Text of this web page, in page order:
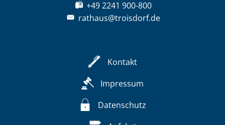
+49 2241 900-800
rathaus@troisdorf.de
Kontakt
Impressum
Datenschutz